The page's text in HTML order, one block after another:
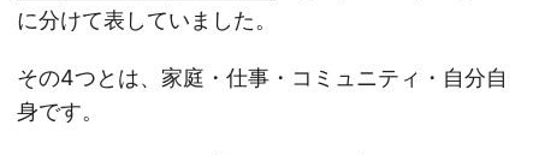
に分けて表していました。
その4つとは、家庭・仕事・コミュニティ・自分自
身です。